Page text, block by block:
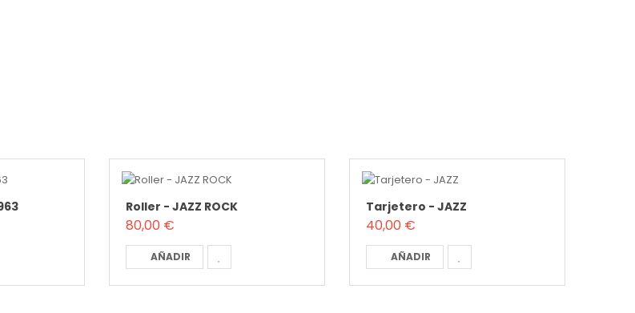
Roller - JAZZ ROCK
80,00 €
AÑADIR
Tarjetero - JAZZ
40,00 €
AÑADIR